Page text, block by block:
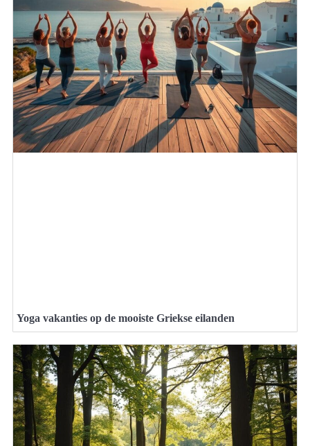
Yoga vakanties op de mooiste Griekse eilanden